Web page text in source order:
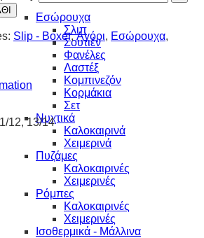
Εσώρουχα
Σλιπ
Σουτιέν
Φανέλες
Λαστέξ
Κομπινεζόν
Κορμάκια
Σετ
Νυχτικά
Καλοκαιρινά
Χειμερινά
Πυζάμες
Καλοκαιρινές
Χειμερινές
Ρόμπες
Καλοκαιρινές
Χειμερινές
Ισοθερμικά - Μάλλινα
Slip - Boxer,Αγόρι, Εσώρουχα,
12, 13/14